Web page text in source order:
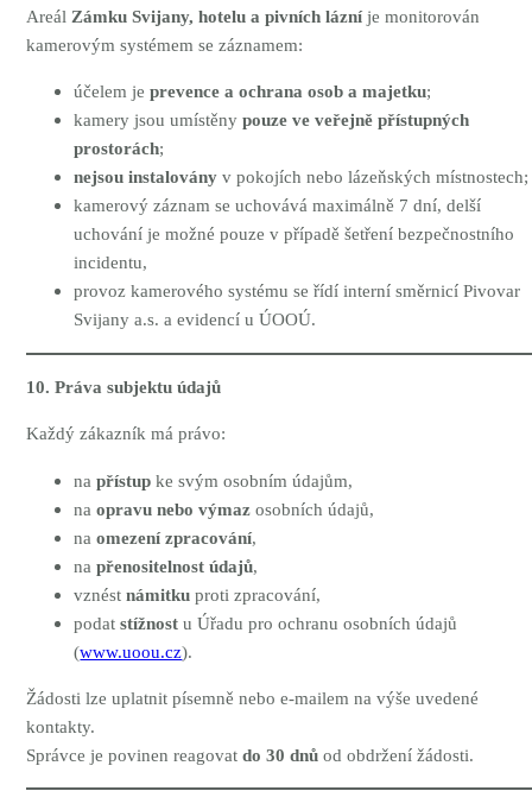
Areál Zámku Svijany, hotelu a pivních lázní je monitorován
kamerovým systémem se záznamem:
účelem jeprevence a ochrana osob a majetku;
kamery jsou umístěnypouze ve veřejně přístupných
prostorách;
nejsou instalovány v pokojích nebo lázeňských místnostech;
kamerový záznam se uchovává maximálně 7 dní, delší
uchování je možné pouze v případě šetření bezpečnostního
incidentu,
provoz kamerového systému se řídí interní směrnicí Pivovar
Svijany a.s. a evidencí u ÚOOÚ.
10. Práva subjektu údajů
Každý zákazník má právo:
napřístup ke svým osobním údajům,
naopravu nebo výmaz osobních údajů,
naomezení zpracování,
napřenositelnost údajů,
vznéstnámitku proti zpracování,
podatstížnost u Úřadu pro ochranu osobních údajů
(www.uoou.cz).
Žádosti lze uplatnit písemně nebo e-mailem na výše uvedené
kontakty.
Správce je povinen reagovatdo 30 dnů od obdržení žádosti.